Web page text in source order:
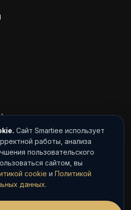
данных
персональных данных
Сайт Smartiee использует
работы, анализа
пользовательского
сайтом, вы
cookie и Политикой
данных.